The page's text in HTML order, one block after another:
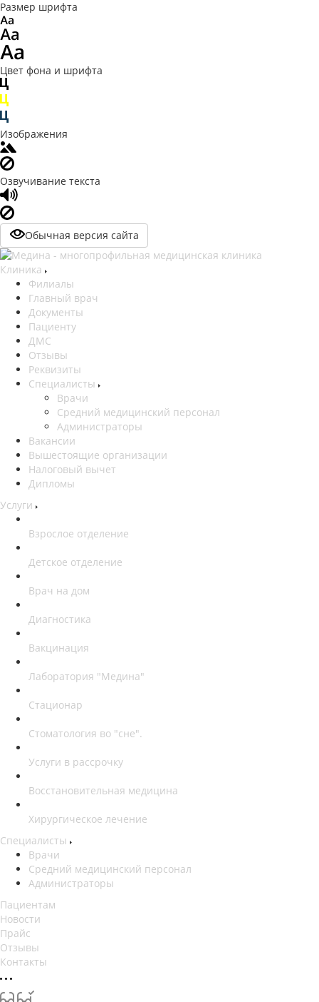
Размер шрифта
Цвет фона и шрифта
Изображения
Озвучивание текста
Обычная версия сайта
Клиника
Филиалы
Главный врач
Документы
Пациенту
ДМС
Отзывы
Реквизиты
Специалисты
Врачи
Средний медицинский персонал
Администраторы
Вакансии
Вышестоящие организации
Налоговый вычет
Дипломы
Услуги
Взрослое отделение
Детское отделение
Врач на дом
Диагностика
Вакцинация
Лаборатория "Медина"
Стационар
Стоматология во "сне".
Услуги в рассрочку
Восстановительная медицина
Хирургическое лечение
Специалисты
Врачи
Средний медицинский персонал
Администраторы
Пациентам
Новости
Прайс
Отзывы
Контакты